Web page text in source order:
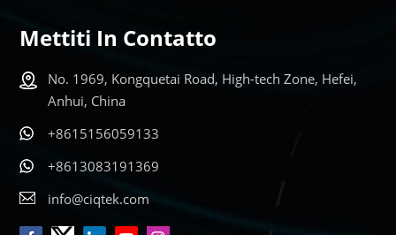
Mettiti In Contatto
No. 1969, Kongquetai Road, High-tech Zone, Hefei,
Anhui, China
+8615156059133
+8613083191369
info@ciqtek.com